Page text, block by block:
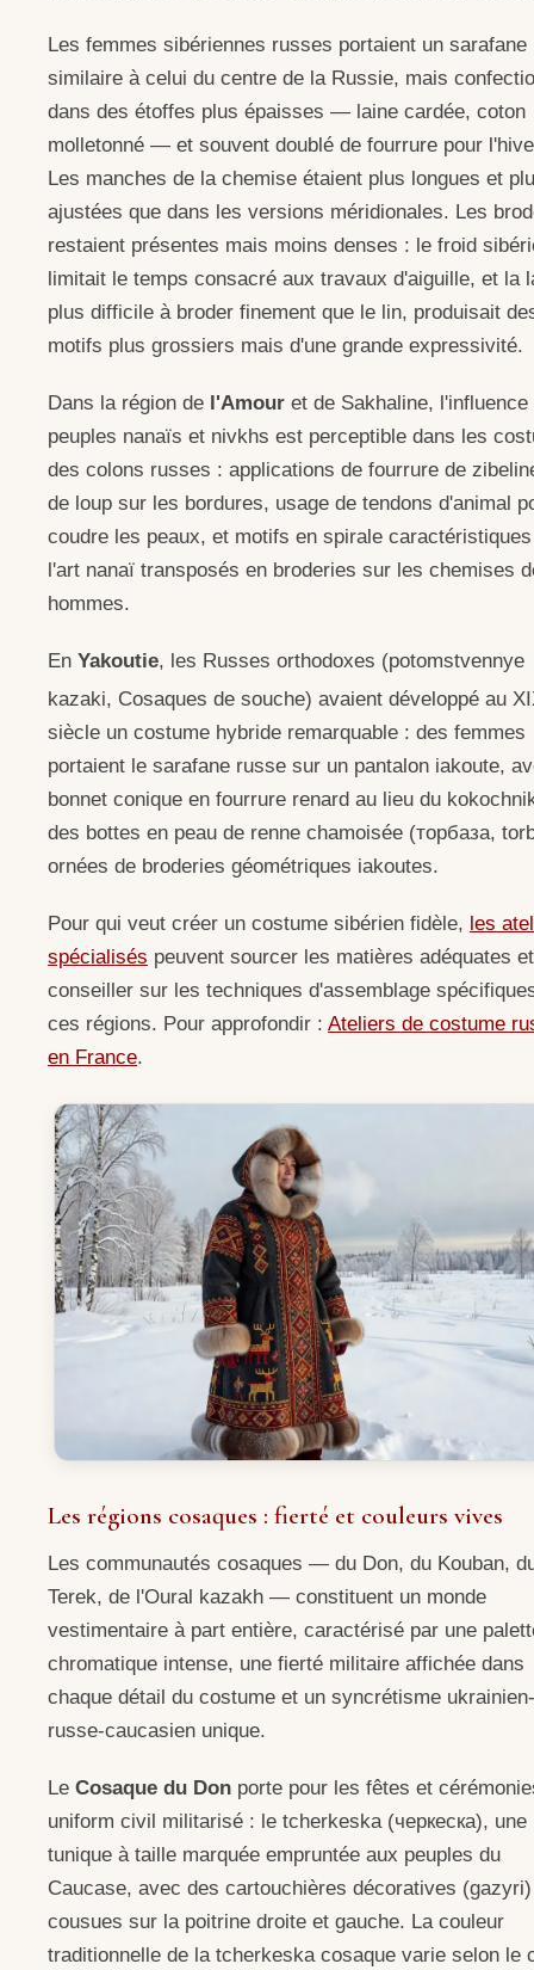
Les femmes sibériennes russes portaient un sarafane
similaire à celui du centre de la Russie, mais
dans des étoffes plus épaisses — laine cardée, coton
molletonné — et souvent doublé de fourrure pour
Les manches de la chemise étaient plus longues et
ajustées que dans les versions méridionales. Les
restaient présentes mais moins denses : le froid
limitait le temps consacré aux travaux d'aiguille, et la
plus difficile à broder finement que le lin, produisait
motifs plus grossiers mais d'une grande expressivité.
Dans la région de l'Amour et de Sakhaline, l'influence
peuples nanaïs et nivkhs est perceptible dans les
des colons russes : applications de fourrure de
de loup sur les bordures, usage de tendons d'animal
coudre les peaux, et motifs en spirale
l'art nanaï transposés en broderies sur les chemises
hommes.
En Yakoutie, les Russes orthodoxes (potomstvennye
kazaki, Cosaques de souche) avaient développé au
siècle un costume hybride remarquable : des femmes
portaient le sarafane russe sur un pantalon iakoute,
bonnet conique en fourrure renard au lieu du
des bottes en peau de renne chamoisée (торбаза,
ornées de broderies géométriques iakoutes.
Pour qui veut créer un costume sibérien fidèle, les
spécialisés peuvent sourcer les matières adéquates et
conseiller sur les techniques d'assemblage
ces régions. Pour approfondir : Ateliers de costume
en France.
Les régions cosaques : fierté et couleurs vives
Les communautés cosaques — du Don, du Kouban,
Terek, de l'Oural kazakh — constituent un monde
vestimentaire à part entière, caractérisé par une
chromatique intense, une fierté militaire affichée dans
chaque détail du costume et un syncrétisme ukrainien-
russe-caucasien unique.
Le Cosaque du Don porte pour les fêtes et
uniform civil militarisé : le tcherkeska (черкеска), une
tunique à taille marquée empruntée aux peuples du
Caucase, avec des cartouchières décoratives (gazyri)
cousues sur la poitrine droite et gauche. La couleur
traditionnelle de la tcherkeska cosaque varie selon le